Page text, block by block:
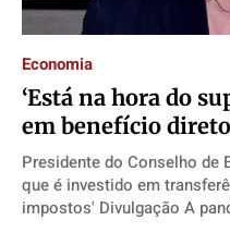
Economia
‘Está na hora do
em benefício direto
Presidente do Conselho de
que é investido em
impostos'